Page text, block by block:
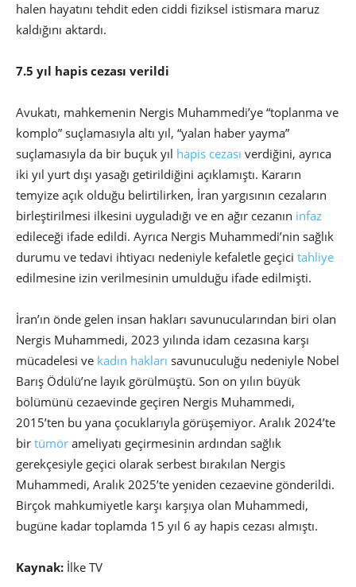
halen hayatını tehdit eden ciddi fiziksel istismara maruz
kaldığını aktardı.
7.5 yıl hapis cezası verildi
Avukatı, mahkemenin Nergis Muhammedi’ye “toplanma ve
komplo” suçlamasıyla altı yıl, “yalan haber yayma”
suçlamasıyla da bir buçuk yıl hapis cezası verdiğini, ayrıca
iki yıl yurt dışı yasağı getirildiğini açıklamıştı. Kararın
temyize açık olduğu belirtilirken, İran yargısının cezaların
birleştirilmesi ilkesini uyguladığı ve en ağır cezanın infaz
edileceği ifade edildi. Ayrıca Nergis Muhammedi’nin sağlık
durumu ve tedavi ihtiyacı nedeniyle kefaletle geçici tahliye
edilmesine izin verilmesinin umulduğu ifade edilmişti.
İran’ın önde gelen insan hakları savunucularından biri olan
Nergis Muhammedi, 2023 yılında idam cezasına karşı
mücadelesi ve kadın hakları savunuculuğu nedeniyle Nobel
Barış Ödülü’ne layık görülmüştü. Son on yılın büyük
bölümünü cezaevinde geçiren Nergis Muhammedi,
2015’ten bu yana çocuklarıyla görüşemiyor. Aralık 2024’te
bir tümör ameliyatı geçirmesinin ardından sağlık
gerekçesiyle geçici olarak serbest bırakılan Nergis
Muhammedi, Aralık 2025’te yeniden cezaevine gönderildi.
Birçok mahkumiyetle karşı karşıya olan Muhammedi,
bugüne kadar toplamda 15 yıl 6 ay hapis cezası almıştı.
Kaynak: İlke TV